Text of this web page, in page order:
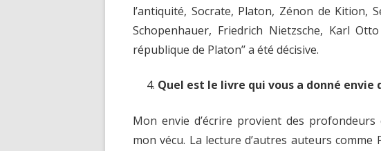
l’antiquité, Socrate, Platon, Zénon de Kition,
Schopenhauer, Friedrich Nietzsche, Karl
république de Platon’’ a été décisive.
Quel est le livre qui vous a donné envie
Mon envie d’écrire provient des
mon vécu. La lecture d’autres auteurs comme